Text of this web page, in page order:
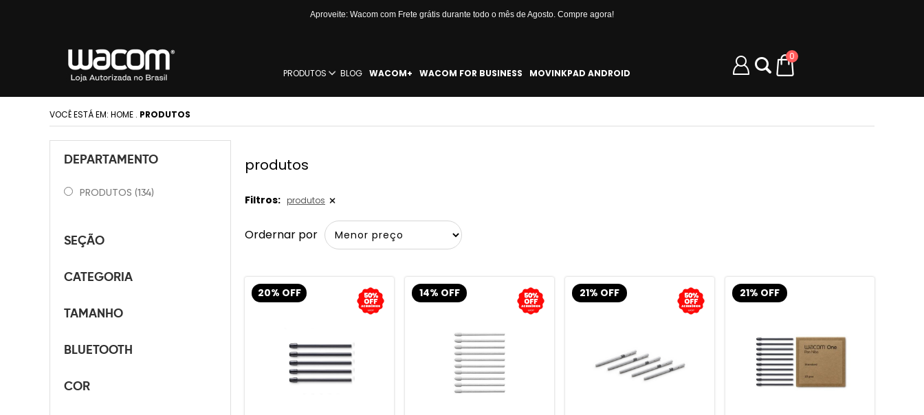
Aproveite: Wacom com Frete grátis durante todo o mês de Agosto. Compre agora!
PRODUTOS BLOG WACOM+ WACOM FOR BUSINESS MOVINKPAD ANDROID
0
VOCÊ ESTÁ EM: HOME . PRODUTOS
DEPARTAMENTO
PRODUTOS (134)
SEÇÃO
CATEGORIA
TAMANHO
BLUETOOTH
COR
produtos
Filtros: produtos
Ordernar por
20% OFF 14% OFF 21% OFF 21% OFF